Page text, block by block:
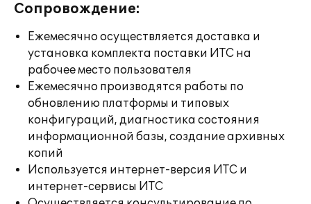
Сопровождение:
Ежемесячно осуществляется доставка и
установка комплекта поставки ИТС на
рабочее место пользователя
Ежемесячно производятся работы по
обновлению платформы и типовых
конфигураций, диагностика состояния
информационной базы, создание архивных
копий
Используется интернет-версия ИТС и
интернет-сервисы ИТС